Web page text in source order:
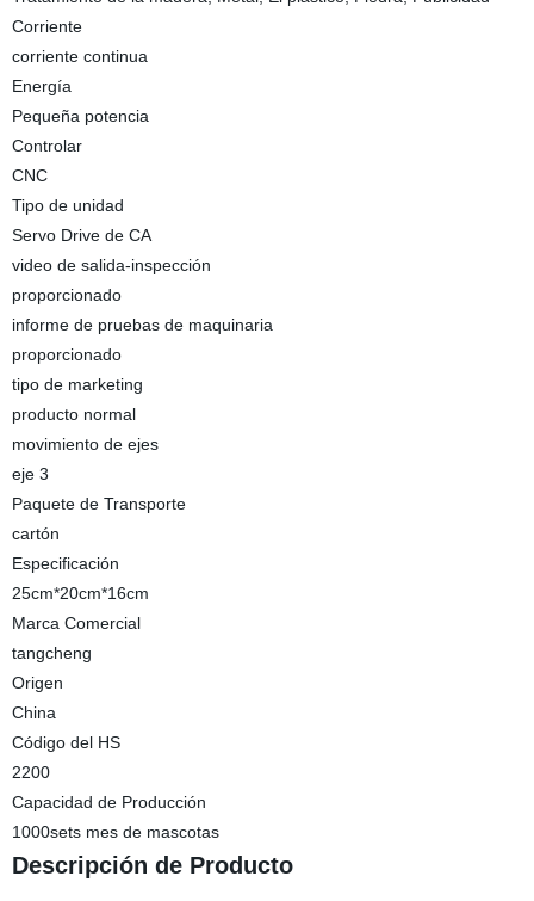
Corriente
corriente continua
Energía
Pequeña potencia
Controlar
CNC
Tipo de unidad
Servo Drive de CA
video de salida-inspección
proporcionado
informe de pruebas de maquinaria
proporcionado
tipo de marketing
producto normal
movimiento de ejes
eje 3
Paquete de Transporte
cartón
Especificación
25cm*20cm*16cm
Marca Comercial
tangcheng
Origen
China
Código del HS
2200
Capacidad de Producción
1000sets mes de mascotas
Descripción de Producto